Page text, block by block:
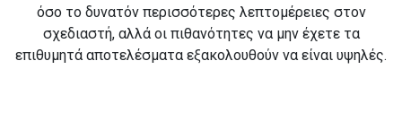
όσο το δυνατόν περισσότερες λεπτομέρειες στον
σχεδιαστή, αλλά οι πιθανότητες να μην έχετε τα
επιθυμητά αποτελέσματα εξακολουθούν να είναι υψηλές.